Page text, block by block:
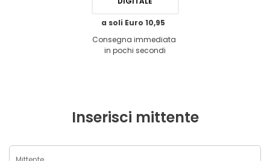
a soli Euro 10,95
Consegna immediata
in pochi secondi
Inserisci mittente